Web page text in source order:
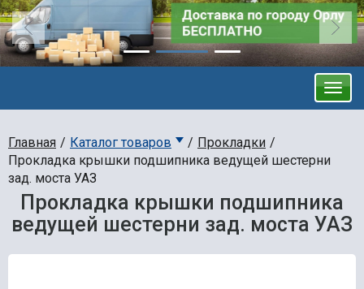
Главная Каталог товаров
Прокладки
Прокладка крышки подшипника ведущей шестерни
зад. моста УАЗ
Прокладка крышки подшипника
ведущей шестерни зад. моста УАЗ